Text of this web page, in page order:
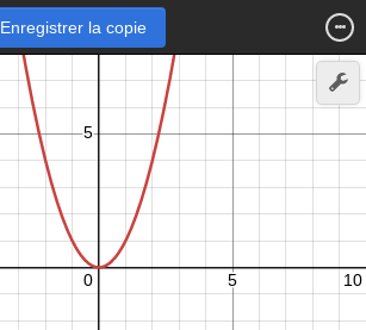
Enregistrer la copie